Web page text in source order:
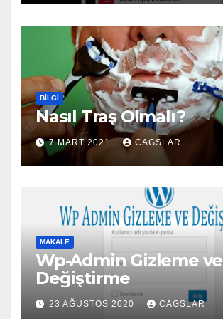
BILGI
Nasıl Traş Olmalı?
7 MART 2021 CAGSLAR
MAKALE
Wp-Admin Gizleme ve
Değiştirme
23 AĞUSTOS 2020 CAGSLAR